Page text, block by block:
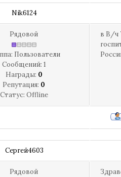
Nik6124
Рядовой
Пользователи
Сообщений: 1
Награды: 0
Репутация: 0
Статус: Offline
в В/ч
Сергей4603
Рядовой